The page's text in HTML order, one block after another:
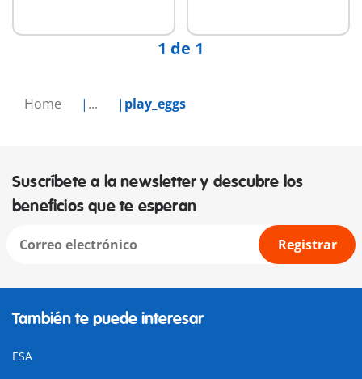
Home ... play_eggs
1 de 1
Suscríbete a la newsletter y descubre los
beneficios que te esperan
Registrar
También te puede interesar
ESA